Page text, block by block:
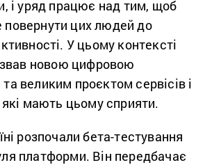
і уряд працює над тим, щоб
цих людей до
У цьому контексті
новою цифровою
великим проєктом сервісів і
які мають цьому сприяти.
розпочали бета-тестування
платформи. Він передбачає